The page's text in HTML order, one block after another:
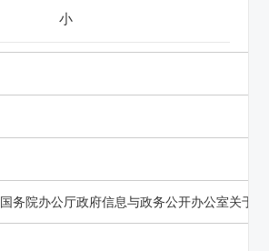
小
国务院办公厅政府信息与政务公开办公室关于